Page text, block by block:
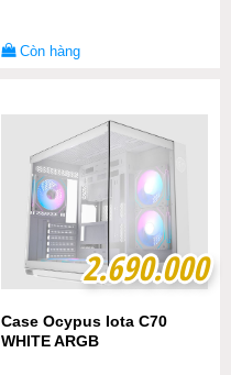
Còn hàng
2.690.000
2.690.000
Case Ocypus Iota C70
WHITE ARGB